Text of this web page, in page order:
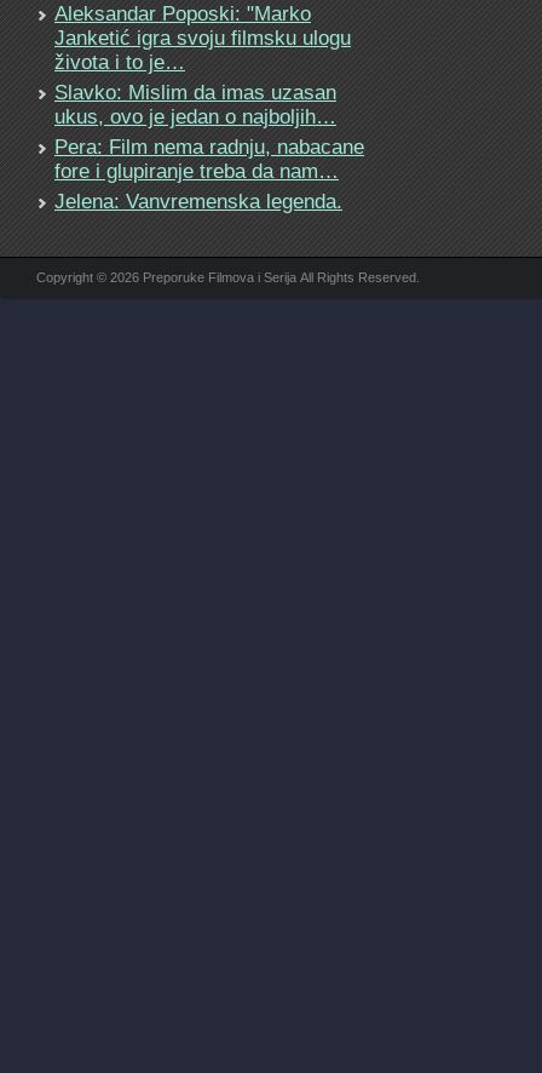
Aleksandar Poposki: "Marko
Janketić igra svoju filmsku ulogu
života i to je…
Slavko: Mislim da imas uzasan
ukus, ovo je jedan o najboljih…
Pera: Film nema radnju, nabacane
fore i glupiranje treba da nam…
Jelena: Vanvremenska legenda.
Copyright © 2026 Preporuke Filmova i Serija All Rights Reserved.